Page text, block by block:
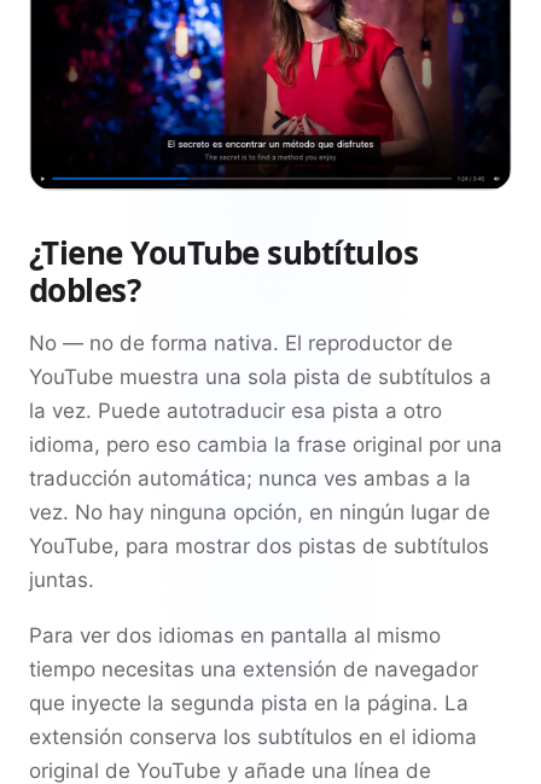
¿Tiene YouTube subtítulos
dobles?
No — no de forma nativa. El reproductor de
YouTube muestra una sola pista de subtítulos a
la vez. Puede autotraducir esa pista a otro
idioma, pero eso cambia la frase original por una
traducción automática; nunca ves ambas a la
vez. No hay ninguna opción, en ningún lugar de
YouTube, para mostrar dos pistas de subtítulos
juntas.
Para ver dos idiomas en pantalla al mismo
tiempo necesitas una extensión de navegador
que inyecte la segunda pista en la página. La
extensión conserva los subtítulos en el idioma
original de YouTube y añade una línea de